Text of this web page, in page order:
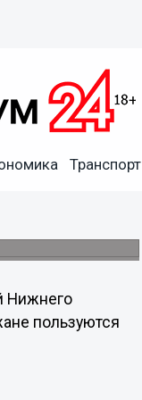
Транспорт
Нижнего
пользуются